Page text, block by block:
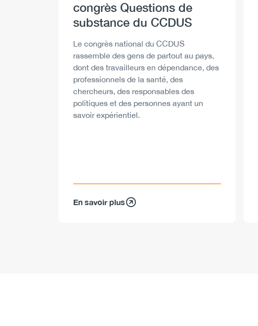
Heading
congrès Questions de
substance du CCDUS
Description
Le congrès national du CCDUS
rassemble des gens de partout au pays,
dont des travailleurs en dépendance, des
professionnels de la santé, des
chercheurs, des responsables des
politiques et des personnes ayant un
savoir expérientiel.
En savoir plus